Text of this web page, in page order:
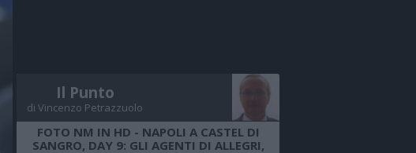
Il Punto
di Vincenzo Petrazzuolo
FOTO NM IN HD - NAPOLI A CASTEL DI
SANGRO, DAY 9: GLI AGENTI DI ALLEGRI,